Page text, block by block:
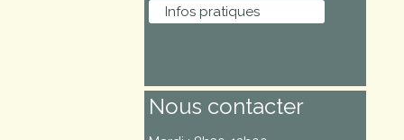
Médiathèque
Infos pratiques
Nous contacter